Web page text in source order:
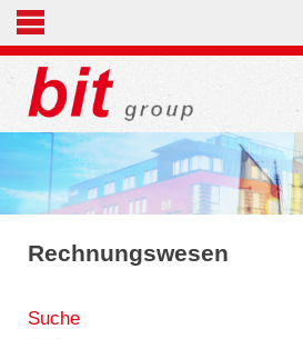
Rechnungswesen
Suche